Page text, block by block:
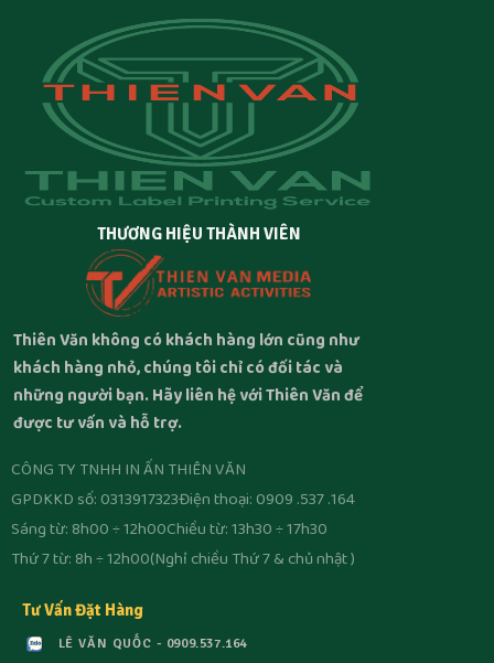
THƯƠNG HIỆU THÀNH VIÊN
Thiên Văn không có khách hàng lớn cũng như
khách hàng nhỏ, chúng tôi chỉ có đối tác và
những người bạn. Hãy liên hệ với Thiên Văn để
được tư vấn và hỗ trợ.
CÔNG TY TNHH IN ẤN THIÊN VĂN
GPDKKD số: 0313917323Điện thoại: 0909 .537 .164
Sáng từ: 8h00 ÷ 12h00Chiều từ: 13h30 ÷ 17h30
Thứ 7 từ: 8h ÷ 12h00(Nghỉ chiều Thứ 7 & chủ nhật )
Tư Vấn Đặt Hàng
LÊ VĂN QUỐC - 0909.537.164